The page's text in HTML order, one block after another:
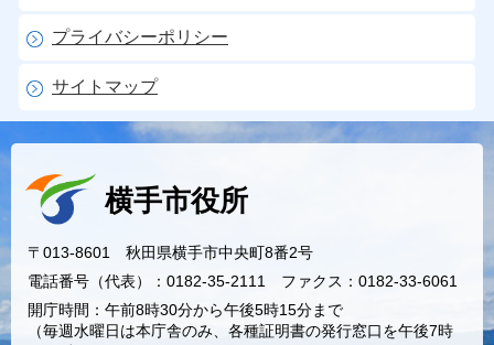
プライバシーポリシー
サイトマップ
横手市役所
〒013-8601 秋田県横手市中央町8番2号
電話番号（代表）：0182-35-2111 ファクス：0182-33-6061
開庁時間：午前8時30分から午後5時15分まで
（毎週水曜日は本庁舎のみ、各種証明書の発行窓口を午後7時